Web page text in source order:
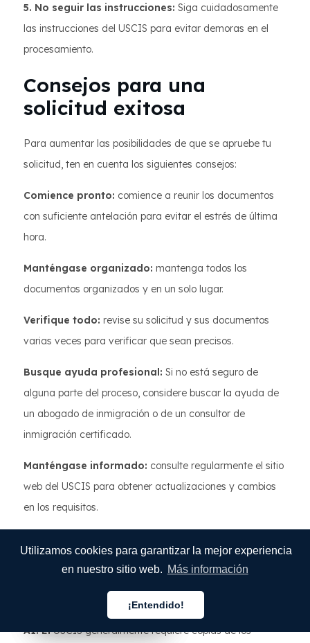
Utilizamos cookies para garantizar la mejor experiencia
en nuestro sitio web. Más información
¡Entendido!
5. No seguir las instrucciones: Siga cuidadosamente
las instrucciones del USCIS para evitar demoras en el
procesamiento.
Consejos para una
solicitud exitosa
Para aumentar las posibilidades de que se apruebe tu
solicitud, ten en cuenta los siguientes consejos:
Comience pronto: comience a reunir los documentos
con suficiente antelación para evitar el estrés de última
hora.
Manténgase organizado: mantenga todos los
documentos organizados y en un solo lugar.
Verifique todo: revise su solicitud y sus documentos
varias veces para verificar que sean precisos.
Busque ayuda profesional: Si no está seguro de
alguna parte del proceso, considere buscar la ayuda de
un abogado de inmigración o de un consultor de
inmigración certificado.
Manténgase informado: consulte regularmente el sitio
web del USCIS para obtener actualizaciones y cambios
en los requisitos.
Preguntas frecuentes
¿Tengo que presentar documentos originales o
A1: ElUSCIS generalmente requiere copias de los
Español
Español
Español